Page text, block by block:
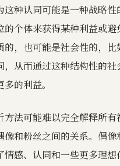
这种认同可能是一种战略
的个体来获得某种利益或避
，也可能是社会性的，比
从而通过这种结构性的社
的利益。
方法可能难以完全解释所有
像和粉丝之间的关系。偶像
情感、认同和一些更多理想